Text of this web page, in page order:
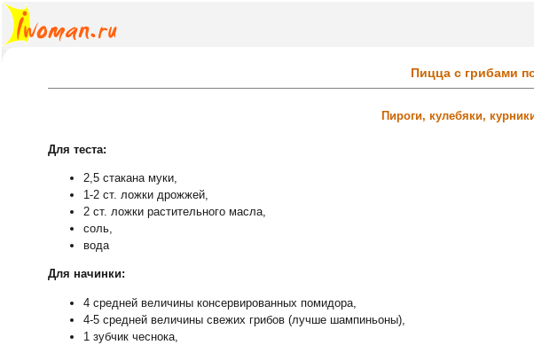
Пицца с грибами
Пироги, кулебяки,
Для теста:
2,5 стакана муки,
1-2 ст. ложки дрожжей,
2 ст. ложки растительного масла,
соль,
вода
Для начинки:
4 средней величины консервированных помидора,
4-5 средней величины свежих грибов (лучше шампиньоны),
1 зубчик чеснока,